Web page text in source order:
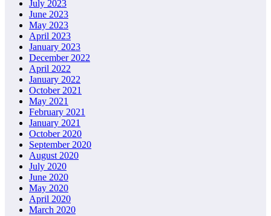
July 2023
June 2023
May 2023
April 2023
January 2023
December 2022
April 2022
January 2022
October 2021
May 2021
February 2021
January 2021
October 2020
September 2020
August 2020
July 2020
June 2020
May 2020
April 2020
March 2020